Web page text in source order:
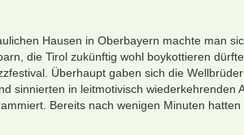
Hausen in Oberbayern machte man
die Tirol zukünftig wohl boykottieren
. Überhaupt gaben sich die
sinnierten in leitmotivisch wiederkehrenden
Bereits nach wenigen Minuten